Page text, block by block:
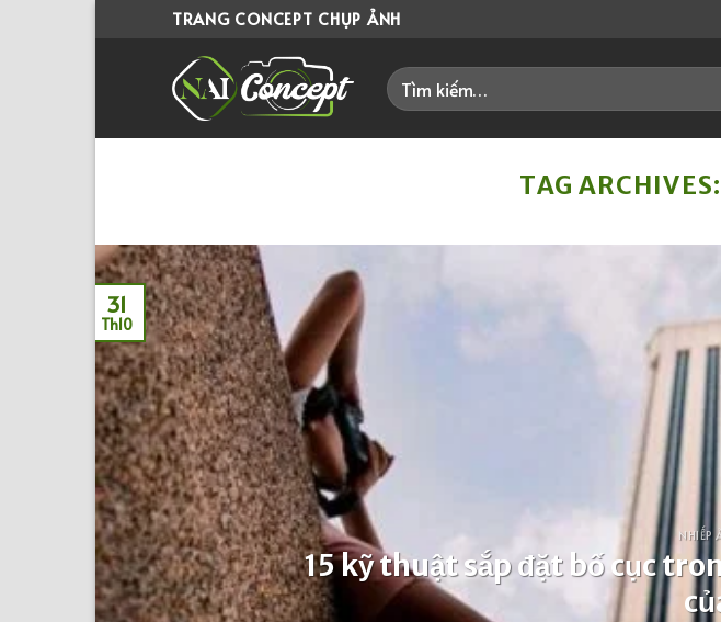
TRANG CONCEPT CHỤP ẢNH
Tìm
kiếm:
TAG ARCHIVES:
NHIẾP
15 kỹ thuật sắp đặt bố cục
31
Th10